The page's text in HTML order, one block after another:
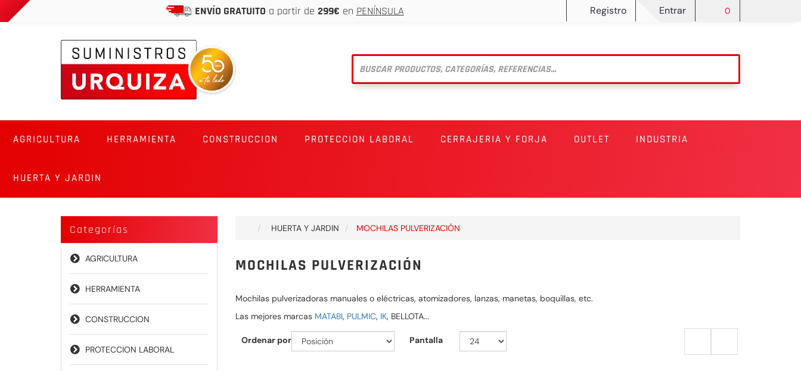
ENVÍO GRATUITO a partir de 299€ en PENÍNSULA Registro Entrar 0
AGRICULTURA HERRAMIENTA CONSTRUCCION PROTECCION LABORAL CERRAJERIA Y FORJA OUTLET INDUSTRIA
HUERTA Y JARDIN
Categorías
AGRICULTURA
HERRAMIENTA
CONSTRUCCION
PROTECCION LABORAL
HUERTA Y JARDIN MOCHILAS PULVERIZACIÓN
MOCHILAS PULVERIZACIÓN
Mochilas pulverizadoras manuales o eléctricas, atomizadores, lanzas, manetas, boquillas, etc.
Las mejores marcas MATABI, PULMIC, IK, BELLOTA...
Ordenar por Pantalla